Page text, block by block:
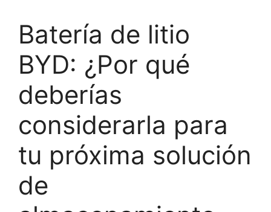
Batería de litio
BYD: ¿Por qué
deberías
considerarla para
tu próxima solución
de